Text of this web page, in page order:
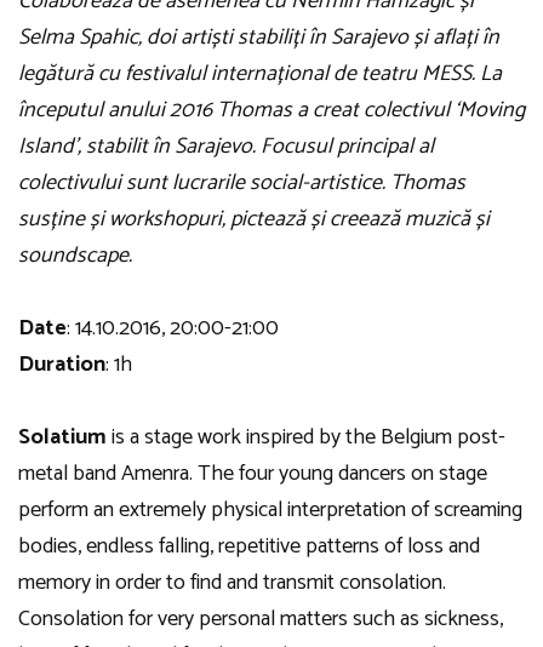
Selma Spahic, doi artiști stabiliți în Sarajevo și aflați în
legătură cu festivalul internațional de teatru MESS. La
începutul anului 2016 Thomas a creat colectivul ‘Moving
Island’, stabilit în Sarajevo. Focusul principal al
colectivului sunt lucrarile social-artistice. Thomas
susține și workshopuri, pictează și creează muzică și
soundscape.
Date: 14.10.2016, 20:00-21:00
Duration: 1h
Solatiumis a stage work inspired by the Belgium post-
metal band Amenra. The four young dancers on stage
perform an extremely physical interpretation of screaming
bodies, endless falling, repetitive patterns of loss and
memory in order to find and transmit consolation.
Consolation for very personal matters such as sickness,